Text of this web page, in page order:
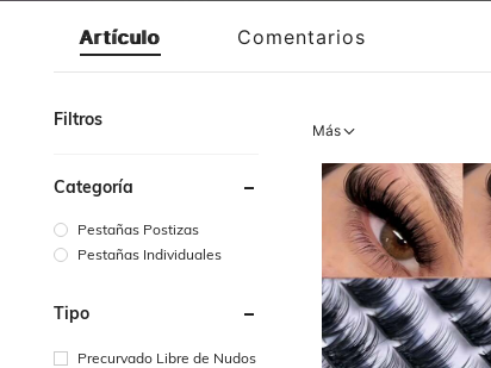
Artículo Comentarios
Filtros
Categoría
Pestañas Postizas
Pestañas Individuales
Tipo
Precurvado Libre de Nudos
Más